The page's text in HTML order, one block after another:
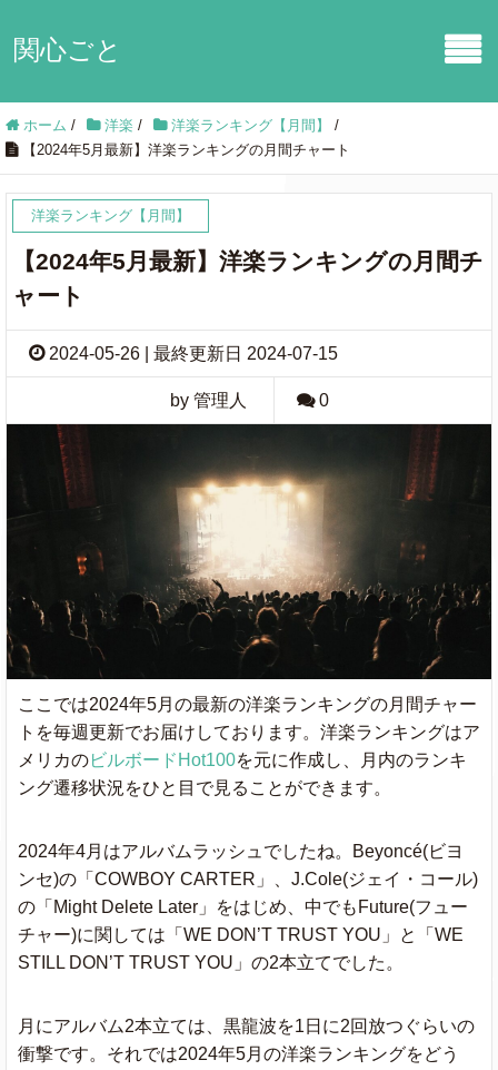
関心ごと
ホーム / 洋楽 / 洋楽ランキング【月間】
/
【2024年5月最新】洋楽ランキングの月間チャート
洋楽ランキング【月間】
【2024年5月最新】洋楽ランキングの月間チ
ャート
2024-05-26 | 最終更新日 2024-07-15
by 管理人 0
ここでは2024年5月の最新の洋楽ランキングの月間チャー
トを毎週更新でお届けしております。洋楽ランキングはア
メリカのビルボードHot100を元に作成し、月内のランキ
ング遷移状況をひと目で見ることができます。
2024年4月はアルバムラッシュでしたね。Beyoncé(ビヨ
ンセ)の「COWBOY CARTER」、J.Cole(ジェイ・コール)
の「Might Delete Later」をはじめ、中でもFuture(フュー
チャー)に関しては「WE DON’T TRUST YOU」と「WE
STILL DON’T TRUST YOU」の2本立てでした。
月にアルバム2本立ては、黒龍波を1日に2回放つぐらいの
衝撃です。それでは2024年5月の洋楽ランキングをどう